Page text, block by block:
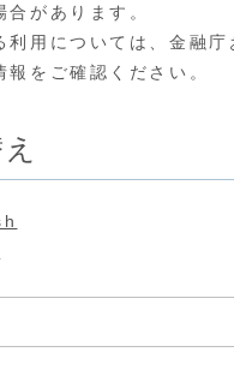
があります。
利用については、金融庁
報をご確認ください。